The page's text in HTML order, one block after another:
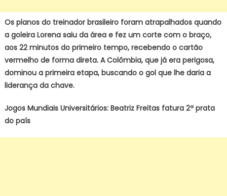
Os planos do treinador brasileiro foram atrapalhados quando
a goleira Lorena saiu da área e fez um corte com o braço,
aos 22 minutos do primeiro tempo, recebendo o cartão
vermelho de forma direta. A Colômbia, que já era perigosa,
dominou a primeira etapa, buscando o gol que lhe daria a
liderança da chave.
Jogos Mundiais Universitários: Beatriz Freitas fatura 2ª prata
do país